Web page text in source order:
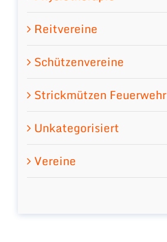
Reitvereine
Schützenvereine
Strickmützen Feuerwehr
Unkategorisiert
Vereine